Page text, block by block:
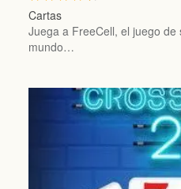
Cartas
Juega a FreeCell, el juego
mundo…